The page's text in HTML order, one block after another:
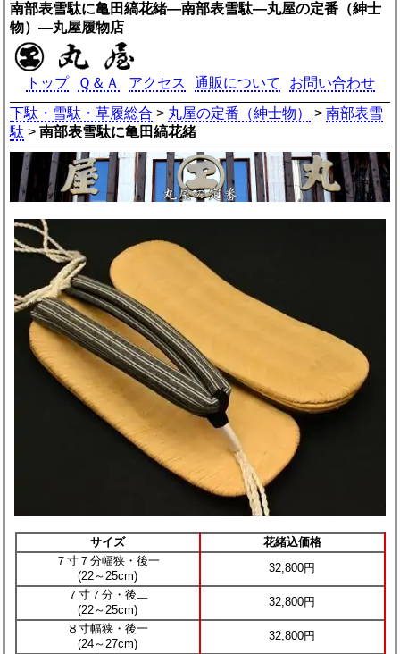
南部表雪駄に亀田縞花緒―南部表雪駄―丸屋の定番（紳士
物）―丸屋履物店
トップ Ｑ＆Ａ アクセス 通販について
お問い合わせ
下駄・雪駄・草履総合 > 丸屋の定番（紳士物） >南部表雪
駄 >南部表雪駄に亀田縞花緒
サイズ
花緒込価格
７寸７分幅狭・後一
(22～25cm)
32,800円
７寸７分・後二
(22～25cm)
32,800円
８寸幅狭・後一
(24～27cm)
32,800円